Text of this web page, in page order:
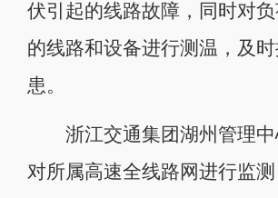
伏引起的线路故障，同时对
的线路和设备进行测温，及
患。
浙江交通集团湖州管理中
对所属高速全线路网进行监